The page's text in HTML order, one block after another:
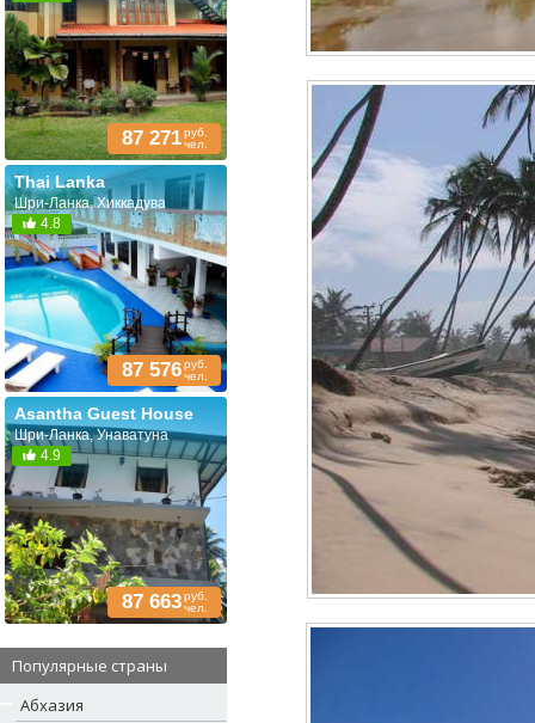
87 271руб.
чел.
Thai Lanka
Шри-Ланка, Хиккадува
4.8
87 576руб.
чел.
Asantha Guest House
Шри-Ланка, Унаватуна
4.9
87 663руб.
чел.
Популярные страны
Абхазия